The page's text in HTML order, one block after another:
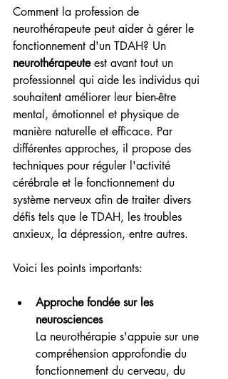
Comment la profession de
neurothérapeute peut aider à gérer le
fonctionnement d'un TDAH? Un
neurothérapeute est avant tout un
professionnel qui aide les individus qui
souhaitent améliorer leur bien-être
mental, émotionnel et physique de
manière naturelle et efficace. Par
différentes approches, il propose des
techniques pour réguler l'activité
cérébrale et le fonctionnement du
système nerveux afin de traiter divers
défis tels que le TDAH, les troubles
anxieux, la dépression, entre autres.
Voici les points importants:
Approche fondée sur les
neurosciences
La neurothérapie s'appuie sur une
compréhension approfondie du
fonctionnement du cerveau, du